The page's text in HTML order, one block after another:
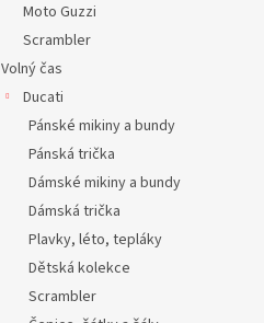
Moto Guzzi
Scrambler
Volný čas
Ducati
Pánské mikiny a bundy
Pánská trička
Dámské mikiny a bundy
Dámská trička
Plavky, léto, tepláky
Dětská kolekce
Scrambler